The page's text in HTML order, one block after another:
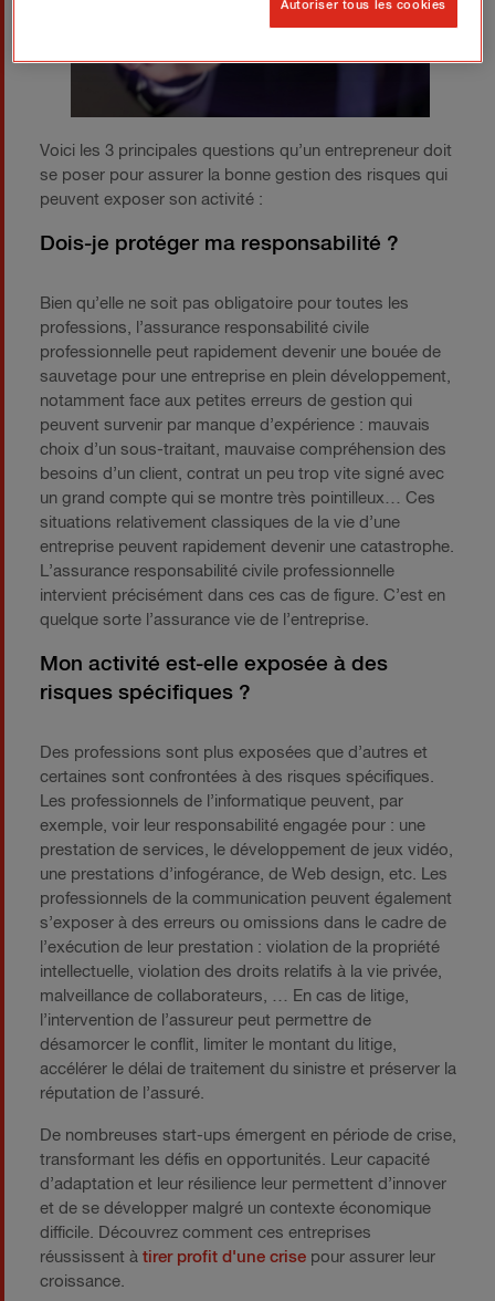
Voici les 3 principales questions qu’un entrepreneur doit
se poser pour assurer la bonne gestion des risques qui
peuvent exposer son activité :
Dois-je protéger ma responsabilité ?
Bien qu’elle ne soit pas obligatoire pour toutes les
professions, l’assurance responsabilité civile
professionnelle peut rapidement devenir une bouée de
sauvetage pour une entreprise en plein développement,
notamment face aux petites erreurs de gestion qui
peuvent survenir par manque d’expérience : mauvais
choix d’un sous-traitant, mauvaise compréhension des
besoins d’un client, contrat un peu trop vite signé avec
un grand compte qui se montre très pointilleux… Ces
situations relativement classiques de la vie d’une
entreprise peuvent rapidement devenir une catastrophe.
L’assurance responsabilité civile professionnelle
intervient précisément dans ces cas de figure. C’est en
quelque sorte l’assurance vie de l’entreprise.
Mon activité est-elle exposée à des
risques spécifiques ?
Des professions sont plus exposées que d’autres et
certaines sont confrontées à des risques spécifiques.
Les professionnels de l’informatique peuvent, par
exemple, voir leur responsabilité engagée pour : une
prestation de services, le développement de jeux vidéo,
une prestations d’infogérance, de Web design, etc. Les
professionnels de la communication peuvent également
s’exposer à des erreurs ou omissions dans le cadre de
l’exécution de leur prestation : violation de la propriété
intellectuelle, violation des droits relatifs à la vie privée,
malveillance de collaborateurs, … En cas de litige,
l’intervention de l’assureur peut permettre de
désamorcer le conflit, limiter le montant du litige,
accélérer le délai de traitement du sinistre et préserver la
réputation de l’assuré.
De nombreuses start-ups émergent en période de crise,
transformant les défis en opportunités. Leur capacité
d’adaptation et leur résilience leur permettent d’innover
et de se développer malgré un contexte économique
difficile. Découvrez comment ces entreprises
réussissent à tirer profit d'une crise pour assurer leur
croissance.
Autoriser tous les cookies